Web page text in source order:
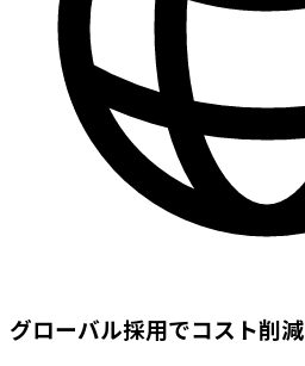
グローバル採用でコスト削減